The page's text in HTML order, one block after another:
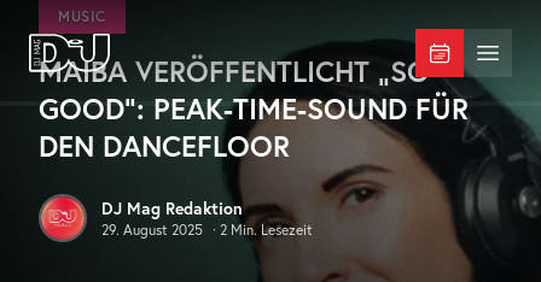
Zum Hauptinhalt springen
DJ Mag Germany Menü
MUSIC
MAIBA VERÖFFENTLICHT „SO
GOOD“: PEAK-TIME-SOUND FÜR
DEN DANCEFLOOR
DJ Mag Redaktion
29. August 2025 · 2 Min. Lesezeit